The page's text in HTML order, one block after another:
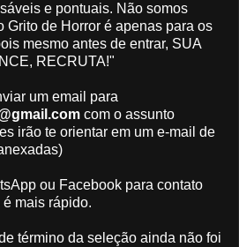
e pontuais. Não somos
Grito de Horror é apenas para os
mesmo antes de entrar, SUA
RECRUTA!"
um email para
com o assunto
irão te orientar em um e-mail de
ou Facebook para contato
é mais rápido.
término da seleção ainda não foi